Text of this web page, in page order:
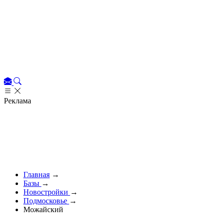
Реклама
Главная →
Базы →
Новостройки →
Подмосковье →
Можайский